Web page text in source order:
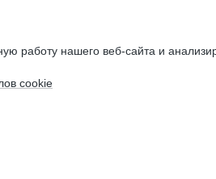
работу нашего веб-сайта и
cookie